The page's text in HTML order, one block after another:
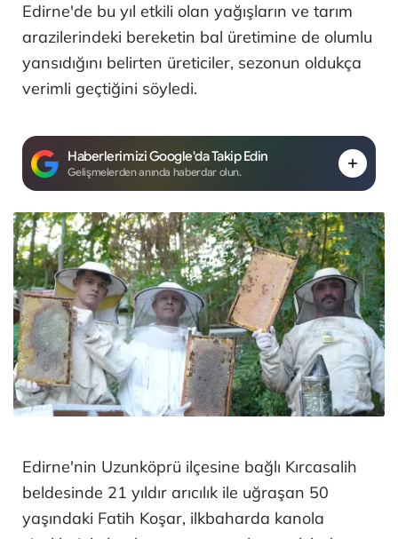
Edirne'de bu yıl etkili olan yağışların ve tarım
arazilerindeki bereketin bal üretimine de olumlu
yansıdığını belirten üreticiler, sezonun oldukça
verimli geçtiğini söyledi.
Haberlerimizi Google'da Takip Edin
Gelişmelerden anında haberdar olun.
Edirne'nin Uzunköprü ilçesine bağlı Kırcasalih
beldesinde 21 yıldır arıcılık ile uğraşan 50
yaşındaki Fatih Koşar, ilkbaharda kanola